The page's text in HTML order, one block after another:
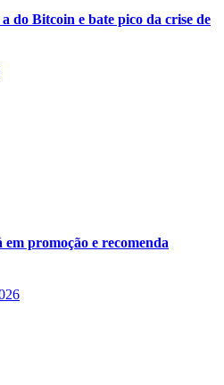
do Bitcoin e bate pico da crise de
promoção e recomenda